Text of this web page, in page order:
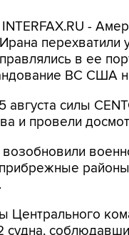
INTERFAX.RU -
перехватили
в ее
ВС США
августа силы
и провели
Центрального
судна,